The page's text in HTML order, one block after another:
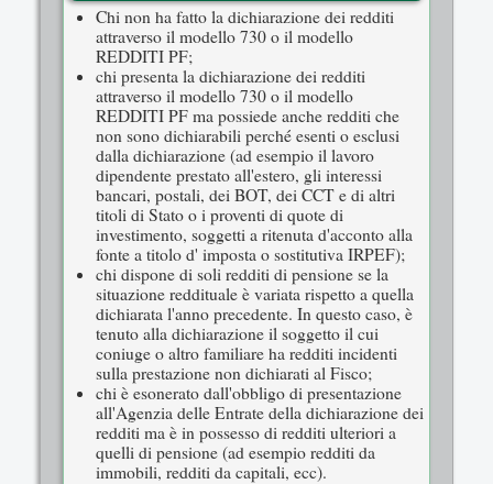
Chi non ha fatto la dichiarazione dei redditi
attraverso il modello 730 o il modello
REDDITI PF;
chi presenta la dichiarazione dei redditi
attraverso il modello 730 o il modello
REDDITI PF ma possiede anche redditi che
non sono dichiarabili perché esenti o esclusi
dalla dichiarazione (ad esempio il lavoro
dipendente prestato all'estero, gli interessi
bancari, postali, dei BOT, dei CCT e di altri
titoli di Stato o i proventi di quote di
investimento, soggetti a ritenuta d'acconto alla
fonte a titolo d' imposta o sostitutiva IRPEF);
chi dispone di soli redditi di pensione se la
situazione reddituale è variata rispetto a quella
dichiarata l'anno precedente. In questo caso, è
tenuto alla dichiarazione il soggetto il cui
coniuge o altro familiare ha redditi incidenti
sulla prestazione non dichiarati al Fisco;
chi è esonerato dall'obbligo di presentazione
all'Agenzia delle Entrate della dichiarazione dei
redditi ma è in possesso di redditi ulteriori a
quelli di pensione (ad esempio redditi da
immobili, redditi da capitali, ecc).